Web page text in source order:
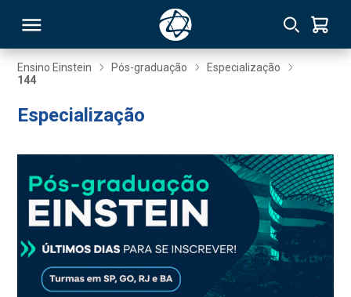
Ensino Einstein Pós-graduação
Especialização
144
Especialização